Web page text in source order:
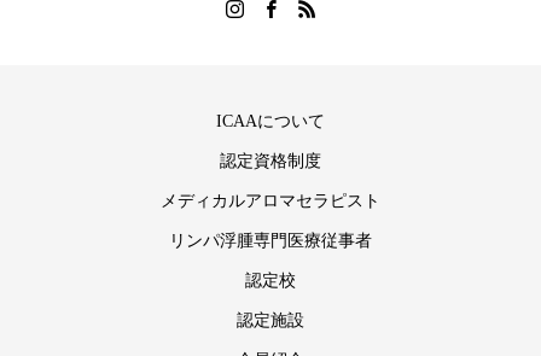
ICAAについて
認定資格制度
メディカルアロマセラピスト
リンパ浮腫専門医療従事者
認定校
認定施設